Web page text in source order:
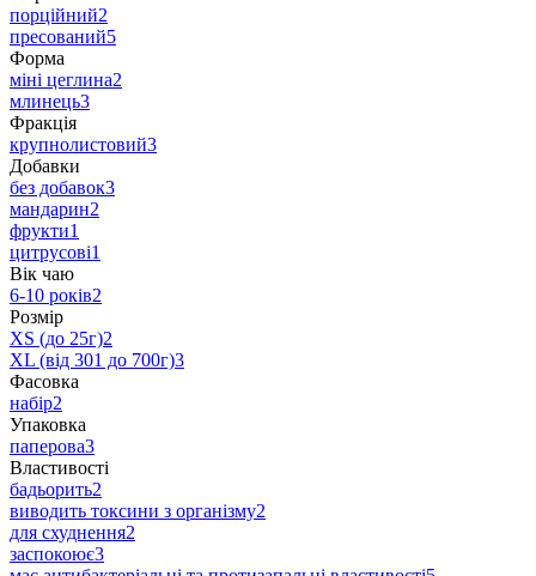
порційний2
пресований5
Форма
міні цеглина2
млинець3
Фракція
крупнолистовий3
Добавки
без добавок3
мандарин2
фрукти1
цитрусові1
Вік чаю
6-10 років2
Розмір
XS (до 25г)2
XL (від 301 до 700г)3
Фасовка
набір2
Упаковка
паперова3
Властивості
бадьорить2
виводить токсини з організму2
для схуднення2
заспокоює3